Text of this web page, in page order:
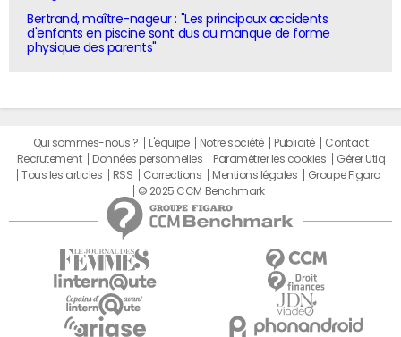
Bertrand, maître-nageur : "Les principaux accidents
d'enfants en piscine sont dus au manque de forme
physique des parents"
Qui sommes-nous ? L'équipe Notre société Publicité
Contact
Recrutement
Données personnelles Paramétrer les cookies
Gérer Utiq
Tous les articles
RSS Corrections Mentions légales
Groupe Figaro
© 2025 CCM Benchmark